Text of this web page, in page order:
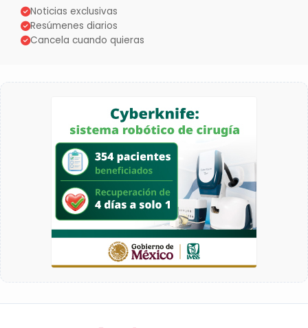
Noticias exclusivas
Resúmenes diarios
Cancela cuando quieras